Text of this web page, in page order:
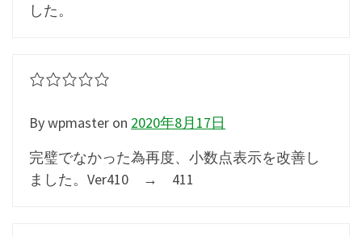
した。
By wpmaster on 2020年8月17日
完璧でなかった為再度、小数点表示を改善し
ました。Ver410 → 411